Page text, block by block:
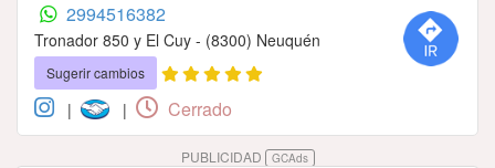
2994516382
Tronador 850 y El Cuy - (8300) Neuquén
Sugerir cambios
| | Cerrado
PUBLICIDAD GCAds